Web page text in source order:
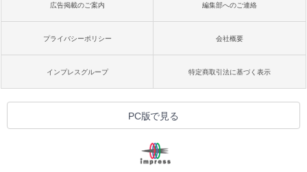
広告掲載のご案内 編集部へのご連絡
プライバシーポリシー 会社概要
インプレスグループ 特定商取引法に基づく表示
PC版で見る